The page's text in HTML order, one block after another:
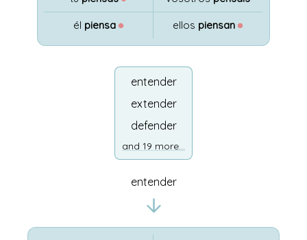
él piensa ● ellos piensan ●
entender
extender
defender
and 19 more...
entender